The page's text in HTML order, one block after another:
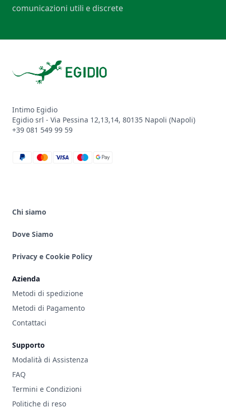
comunicazioni utili e discrete
Intimo Egidio
Egidio srl - Via Pessina 12,13,14, 80135 Napoli (Napoli)
+39 081 549 99 59
paypal
mastercard
visa
maestro
google_pay
Chi siamo
Dove Siamo
Privacy e Cookie Policy
Azienda
Metodi di spedizione
Metodi di Pagamento
Contattaci
Supporto
Modalità di Assistenza
FAQ
Termini e Condizioni
Politiche di reso